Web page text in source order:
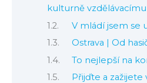
kulturně
V mládí jsem se
Ostrava | Od
To nejlepší na
Přijďte a zažijete